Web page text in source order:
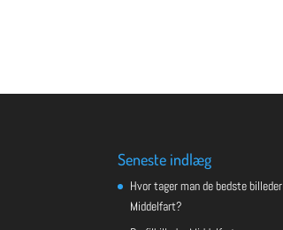
Seneste indlæg
Hvor tager man de bedste
Middelfart?